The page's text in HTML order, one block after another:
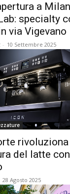
a
specialty
via Vigevano
- 10 Settembre 2025
del latte
28 Agosto 2025